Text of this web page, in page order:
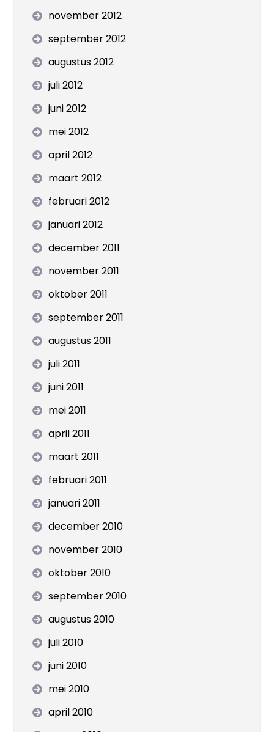
november 2012
september 2012
augustus 2012
juli 2012
juni 2012
mei 2012
april 2012
maart 2012
februari 2012
januari 2012
december 2011
november 2011
oktober 2011
september 2011
augustus 2011
juli 2011
juni 2011
mei 2011
april 2011
maart 2011
februari 2011
januari 2011
december 2010
november 2010
oktober 2010
september 2010
augustus 2010
juli 2010
juni 2010
mei 2010
april 2010